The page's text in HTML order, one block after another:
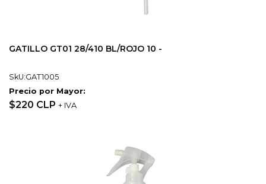
GATILLO GT01 28/410 BL/ROJO 10 -
SkU:GAT1005
Precio por Mayor:
$220 CLP + IVA